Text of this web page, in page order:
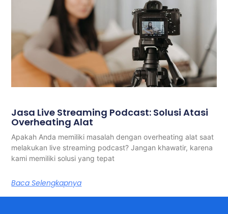
Jasa Live Streaming Podcast: Solusi Atasi
Overheating Alat
Apakah Anda memiliki masalah dengan overheating alat saat
melakukan live streaming podcast? Jangan khawatir, karena
kami memiliki solusi yang tepat
Baca Selengkapnya